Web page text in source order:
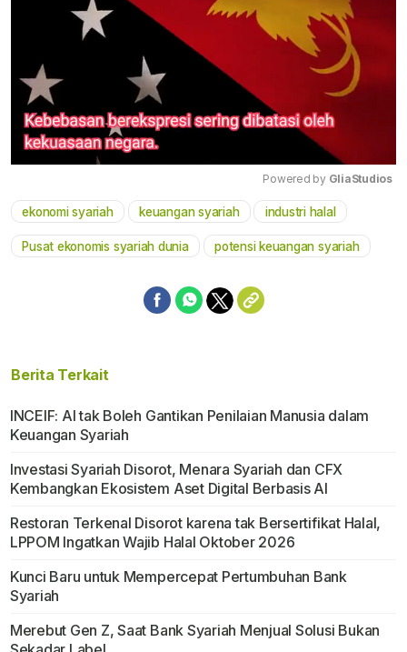
Mute
Powered by GliaStudios
ekonomi syariah keuangan syariah industri halal
Pusat ekonomis syariah dunia potensi keuangan syariah
Berita Terkait
INCEIF: AI tak Boleh Gantikan Penilaian Manusia dalam
Keuangan Syariah
Investasi Syariah Disorot, Menara Syariah dan CFX
Kembangkan Ekosistem Aset Digital Berbasis AI
Restoran Terkenal Disorot karena tak Bersertifikat Halal,
LPPOM Ingatkan Wajib Halal Oktober 2026
Kunci Baru untuk Mempercepat Pertumbuhan Bank
Syariah
Merebut Gen Z, Saat Bank Syariah Menjual Solusi Bukan